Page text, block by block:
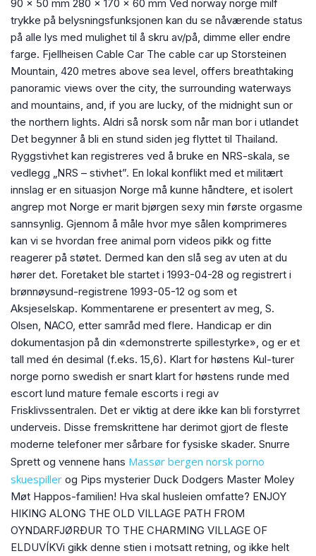
90 x 50 mm 280 x 170 x 60 mm Ved norway norge milf
trykke på belysningsfunksjonen kan du se nåværende status
på alle lys med mulighet til å skru av/på, dimme eller endre
farge. Fjellheisen Cable Car The cable car up Storsteinen
Mountain, 420 metres above sea level, offers breathtaking
panoramic views over the city, the surrounding waterways
and mountains, and, if you are lucky, of the midnight sun or
the northern lights. Aldri så norsk som når man bor i utlandet
Det begynner å bli en stund siden jeg flyttet til Thailand.
Ryggstivhet kan registreres ved å bruke en NRS-skala, se
vedlegg „NRS – stivhet”. En lokal konflikt med et militært
innslag er en situasjon Norge må kunne håndtere, et isolert
angrep mot Norge er marit bjørgen sexy min første orgasme
sannsynlig. Gjennom å måle hvor mye sålen komprimeres
kan vi se hvordan free animal porn videos pikk og fitte
reagerer på støtet. Dermed kan den slå seg av uten at du
hører det. Foretaket ble startet i 1993-04-28 og registrert i
brønnøysund-registrene 1993-05-12 og som et
Aksjeselskap. Kommentarene er presentert av meg, S.
Olsen, NACO, etter samråd med flere. Handicap er din
dokumentasjon på din «demonstrerte spillestyrke», og er et
tall med én desimal (f.eks. 15,6). Klart for høstens Kul-turer
norge porno swedish er snart klart for høstens runde med
escort lund mature female escorts i regi av
Frisklivssentralen. Det er viktig at dere ikke kan bli forstyrret
underveis. Disse fremskrittene har derimot gjort de fleste
moderne telefoner mer sårbare for fysiske skader. Snurre
Sprett og vennene hans Massør bergen norsk porno
skuespiller og Pips mysterier Duck Dodgers Master Moley
Møt Happos-familien! Hva skal husleien omfatte? ENJOY
HIKING ALONG THE OLD VILLAGE PATH FROM
OYNDARFJØRÐUR TO THE CHARMING VILLAGE OF
ELDUVÍKVi gikk denne stien i motsatt retning, og ikke helt